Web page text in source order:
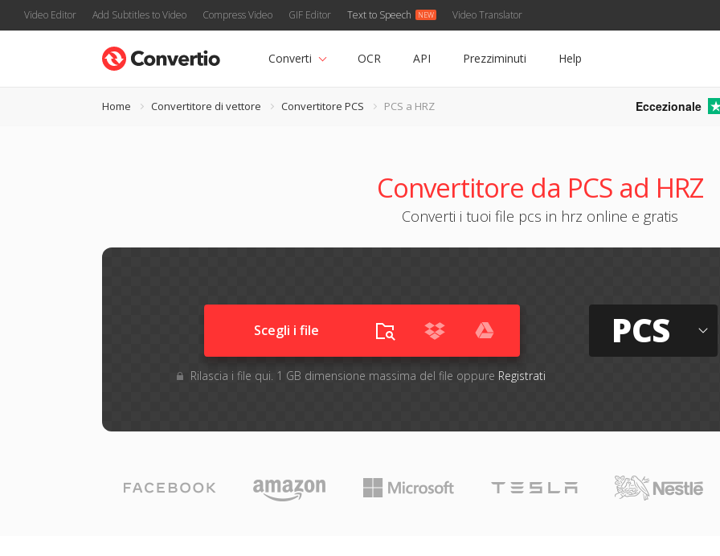
Video Editor Add Subtitles to Video Compress Video GIF Editor Text to Speech Video Translator
Converti OCR API Prezziminuti Help
Home Convertitore di vettore Convertitore PCS PCS a HRZ Eccezionale
Convertitore da PCS ad HRZ
Converti i tuoi file pcs in hrz online e gratis
Scegli i file
Rilascia i file qui. 1 GB dimensione massima del file oppure Registrati
PCS